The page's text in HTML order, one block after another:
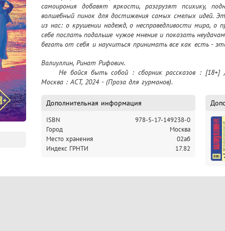
самоирония добавят яркости, разгрузят психику,
волшебный пинок для достижения самых смелых идей.
из нас: о крушении надежд, о несправедливости мира,
себе послать подальше чужое мнение и показать
бегать от себя и научиться принимать все как есть -
Валиуллин, Ринат Рифович.
Москва : АСТ, 2024 - (Проза для гурманов).
Дополнительная информация
ISBN
978-5-17-149238-0
Город
Москва
Место хранения
02аб
Индекс ГРНТИ
17.82